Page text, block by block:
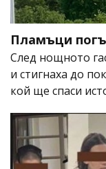
Пламъци
След нощното
и стигнаха до
кой ще спаси